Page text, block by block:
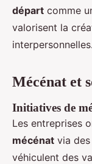
départ comme
valorisent la
interpersonnelles.
Mécénat et
Initiatives de
Les entreprises
mécénat via des
véhiculent des